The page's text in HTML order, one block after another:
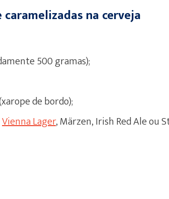
na cerveja
500 gramas);
de bordo);
Vienna Lager, Märzen, Irish Red Ale ou